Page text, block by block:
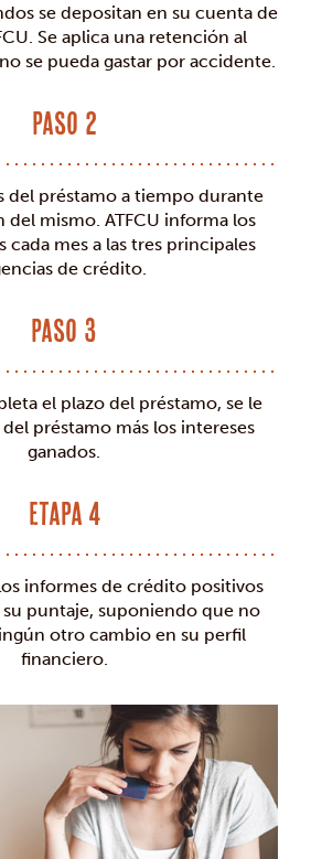
se depositan en su cuenta de
Se aplica una retención al
se pueda gastar por accidente.
Paso 2
del préstamo a tiempo durante
del mismo. ATFCU informa los
cada mes a las tres principales
de crédito.
Paso 3
el plazo del préstamo, se le
préstamo más los intereses
ganados.
Etapa 4
informes de crédito positivos
puntaje, suponiendo que no
otro cambio en su perfil
financiero.